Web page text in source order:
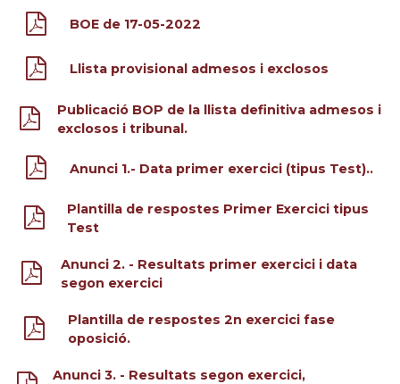
BOE de 17-05-2022
Llista provisional admesos i exclosos
Publicació BOP de la llista definitiva admesos i
exclosos i tribunal.
Anunci 1.- Data primer exercici (tipus Test)..
Plantilla de respostes Primer Exercici tipus
Test
Anunci 2. - Resultats primer exercici i data
segon exercici
Plantilla de respostes 2n exercici fase
oposició.
Anunci 3. - Resultats segon exercici,